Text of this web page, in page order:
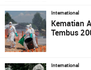
International
Kematian
Tembus
International